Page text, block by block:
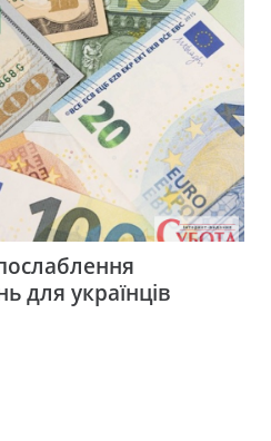
для українців